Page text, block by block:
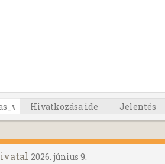
Hivatkozása ide Jelentés
2026. június 9.